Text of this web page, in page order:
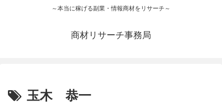
～本当に稼げる副業・情報商材をリサーチ～
商材リサーチ事務局
玉木 恭一